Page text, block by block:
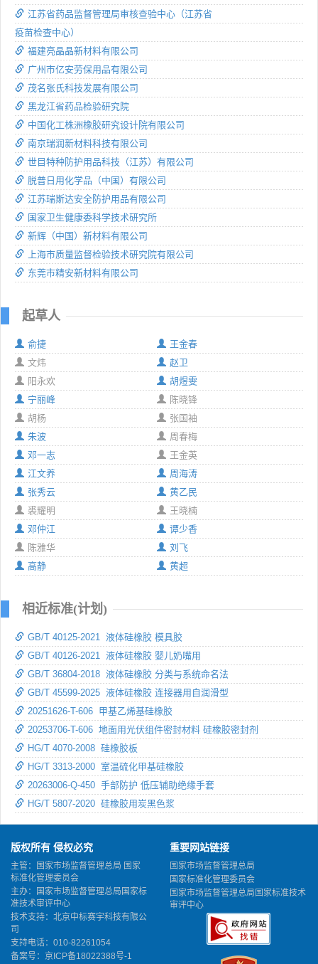
江苏省药品监督管理局审核查验中心（江苏省
疫苗检查中心）
福建亮晶晶新材料有限公司
广州市亿安劳保用品有限公司
茂名张氏科技发展有限公司
黑龙江省药品检验研究院
中国化工株洲橡胶研究设计院有限公司
南京瑞润新材料科技有限公司
世目特种防护用品科技（江苏）有限公司
脱普日用化学品（中国）有限公司
江苏瑞斯达安全防护用品有限公司
国家卫生健康委科学技术研究所
新辉（中国）新材料有限公司
上海市质量监督检验技术研究院有限公司
东莞市精安新材料有限公司
起草人
俞捷
王金春
文炜
赵卫
阳永欢
胡煜雯
宁丽峰
陈晓锋
胡杨
张国袖
朱波
周春梅
邓一志
王金英
江文养
周海涛
张秀云
黄乙民
裘耀明
王晓楠
邓仲江
谭少香
陈雅华
刘飞
高静
黄超
相近标准(计划)
GB/T 40125-2021 液体硅橡胶 模具胶
GB/T 40126-2021 液体硅橡胶 婴儿奶嘴用
GB/T 36804-2018 液体硅橡胶 分类与系统命名法
GB/T 45599-2025 液体硅橡胶 连接器用自润滑型
20251626-T-606 甲基乙烯基硅橡胶
20253706-T-606 地面用光伏组件密封材料 硅橡胶密封剂
HG/T 4070-2008 硅橡胶板
HG/T 3313-2000 室温硫化甲基硅橡胶
20263006-Q-450 手部防护 低压辅助绝缘手套
HG/T 5807-2020 硅橡胶用炭黑色浆
版权所有 侵权必究
主管：国家市场监督管理总局 国家
标准化管理委员会
主办：国家市场监督管理总局国家标
准技术审评中心
技术支持：北京中标赛宇科技有限公
司
支持电话：010-82261054
备案号： 京ICP备18022388号-1
重要网站链接
国家市场监督管理总局
国家标准化管理委员会
国家市场监督管理总局国家标准技术
审评中心